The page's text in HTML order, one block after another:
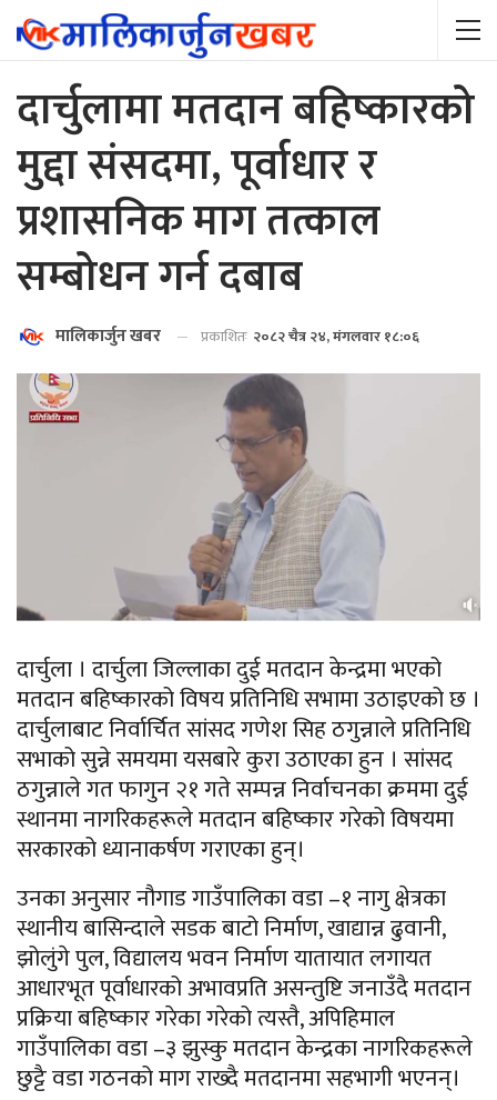
दार्चुलामा मतदान बहिष्कारको
मुद्दा संसदमा, पूर्वाधार र
प्रशासनिक माग तत्काल
सम्बोधन गर्न दबाब
मालिकार्जुन खबर प्रकाशितः २०८२ चैत्र २४, मंगलवार १८:०६
दार्चुला । दार्चुला जिल्लाका दुई मतदान केन्द्रमा भएको
मतदान बहिष्कारको विषय प्रतिनिधि सभामा उठाइएको छ ।
दार्चुलाबाट निर्वार्चित सांसद गणेश सिह ठगुन्नाले प्रतिनिधि
सभाको सुन्ने समयमा यसबारे कुरा उठाएका हुन । सांसद
ठगुन्नाले गत फागुन २१ गते सम्पन्न निर्वाचनका क्रममा दुई
स्थानमा नागरिकहरूले मतदान बहिष्कार गरेको विषयमा
सरकारको ध्यानाकर्षण गराएका हुन्।
उनका अनुसार नौगाड गाउँपालिका वडा –१ नागु क्षेत्रका
स्थानीय बासिन्दाले सडक बाटो निर्माण, खाद्यान्न ढुवानी,
झोलुंगे पुल, विद्यालय भवन निर्माण यातायात लगायत
आधारभूत पूर्वाधारको अभावप्रति असन्तुष्टि जनाउँदै मतदान
प्रक्रिया बहिष्कार गरेका गरेको त्यस्तै, अपिहिमाल
गाउँपालिका वडा –३ झुस्कु मतदान केन्द्रका नागरिकहरूले
छुट्टै वडा गठनको माग राख्दै मतदानमा सहभागी भएनन्।